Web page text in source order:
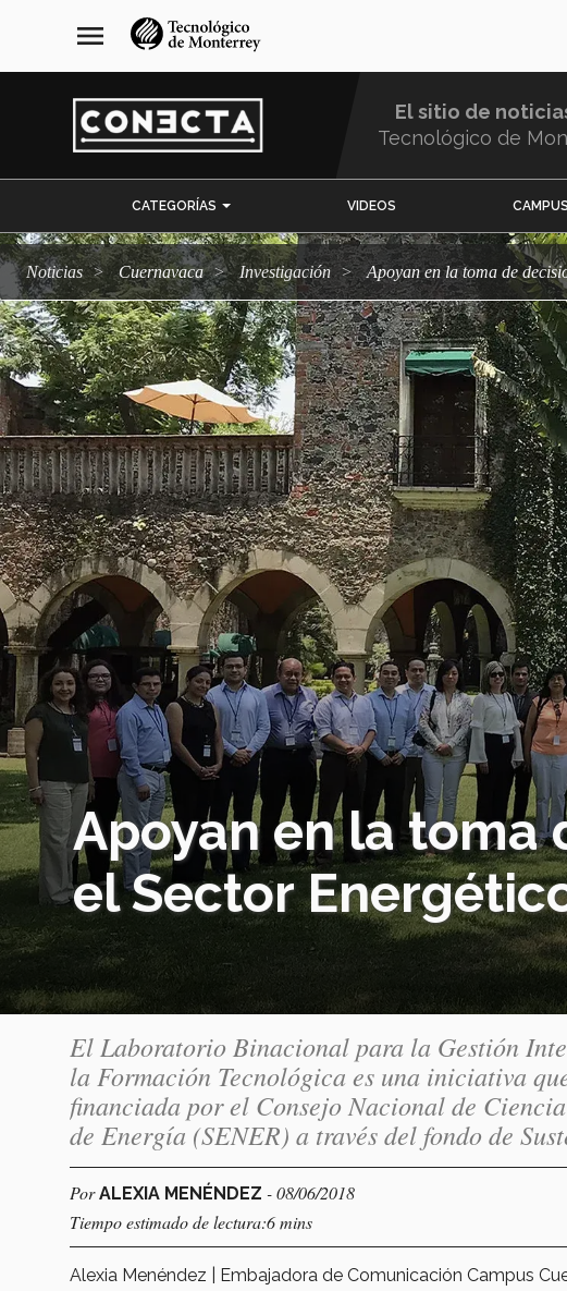
navegación
principal
menu
El sitio de
Tecnológico de
CATEGORÍAS VIDEOS CAMPUS
Noticias Cuernavaca Investigación Apoyan en la toma de
Apoyan en la toma
el Sector
El Laboratorio Binacional para la Gestión
la Formación Tecnológica es una iniciativa
financiada por el Consejo Nacional de
de Energía (SENER) a través del fondo de
PorALEXIA MENÉNDEZ - 08/06/2018
Tiempo estimado de lectura:6 mins
Alexia Menéndez | Embajadora de Comunicación Campus